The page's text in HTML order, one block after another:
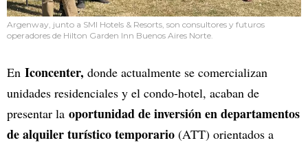
Argenway, junto a SMI Hotels & Resorts, son consultores y futuros
operadores de Hilton Garden Inn Buenos Aires Norte.
En Iconcenter, donde actualmente se comercializan
unidades residenciales y el condo-hotel, acaban de
presentar la oportunidad de inversión en departamentos
de alquiler turístico temporario (ATT) orientados a